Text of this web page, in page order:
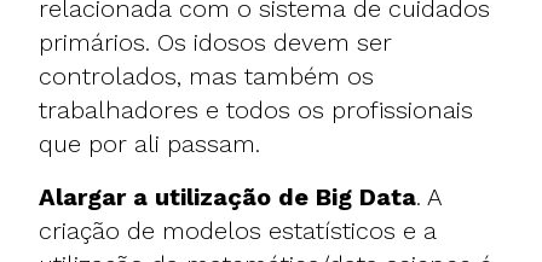
relacionada com o sistema de cuidados
primários. Os idosos devem ser
controlados, mas também os
trabalhadores e todos os profissionais
que por ali passam.
Alargar a utilização de Big Data. A
criação de modelos estatísticos e a